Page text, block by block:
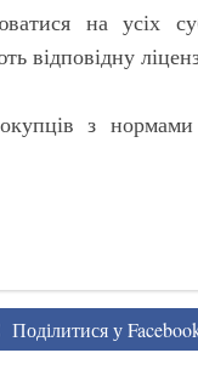
на усіх
відповідну
з
Поділитися у